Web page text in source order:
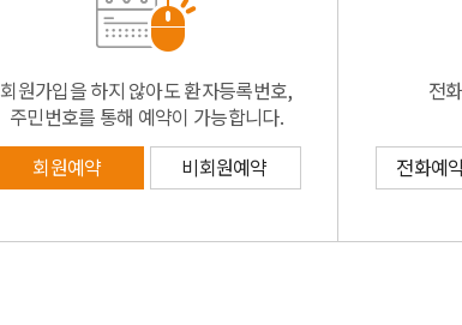
회원가입을 하지 않아도 환자등록번호,
주민번호를 통해 예약이 가능합니다.
회원예약
비회원예약
전
전화예